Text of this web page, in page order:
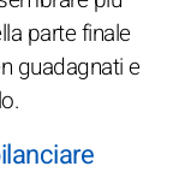
parte finale
guadagnati e